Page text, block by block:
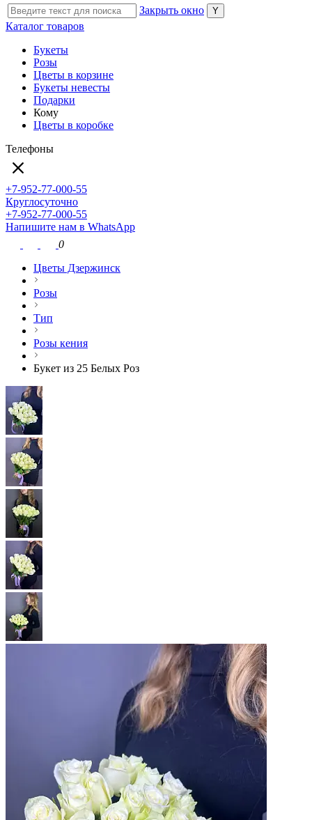
Закрыть окно
Каталог товаров
Букеты
Розы
Цветы в корзине
Букеты невесты
Подарки
Кому
Цветы в коробке
Телефоны
+7-952-77-000-55
Круглосуточно
+7-952-77-000-55
Напишите нам в WhatsApp
0
Цветы Дзержинск
Розы
Тип
Розы кения
Букет из 25 Белых Роз